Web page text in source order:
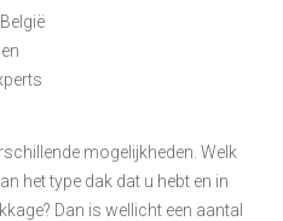
mogelijkheden. Welk
het type dak dat u hebt en in
Dan is wellicht een aantal